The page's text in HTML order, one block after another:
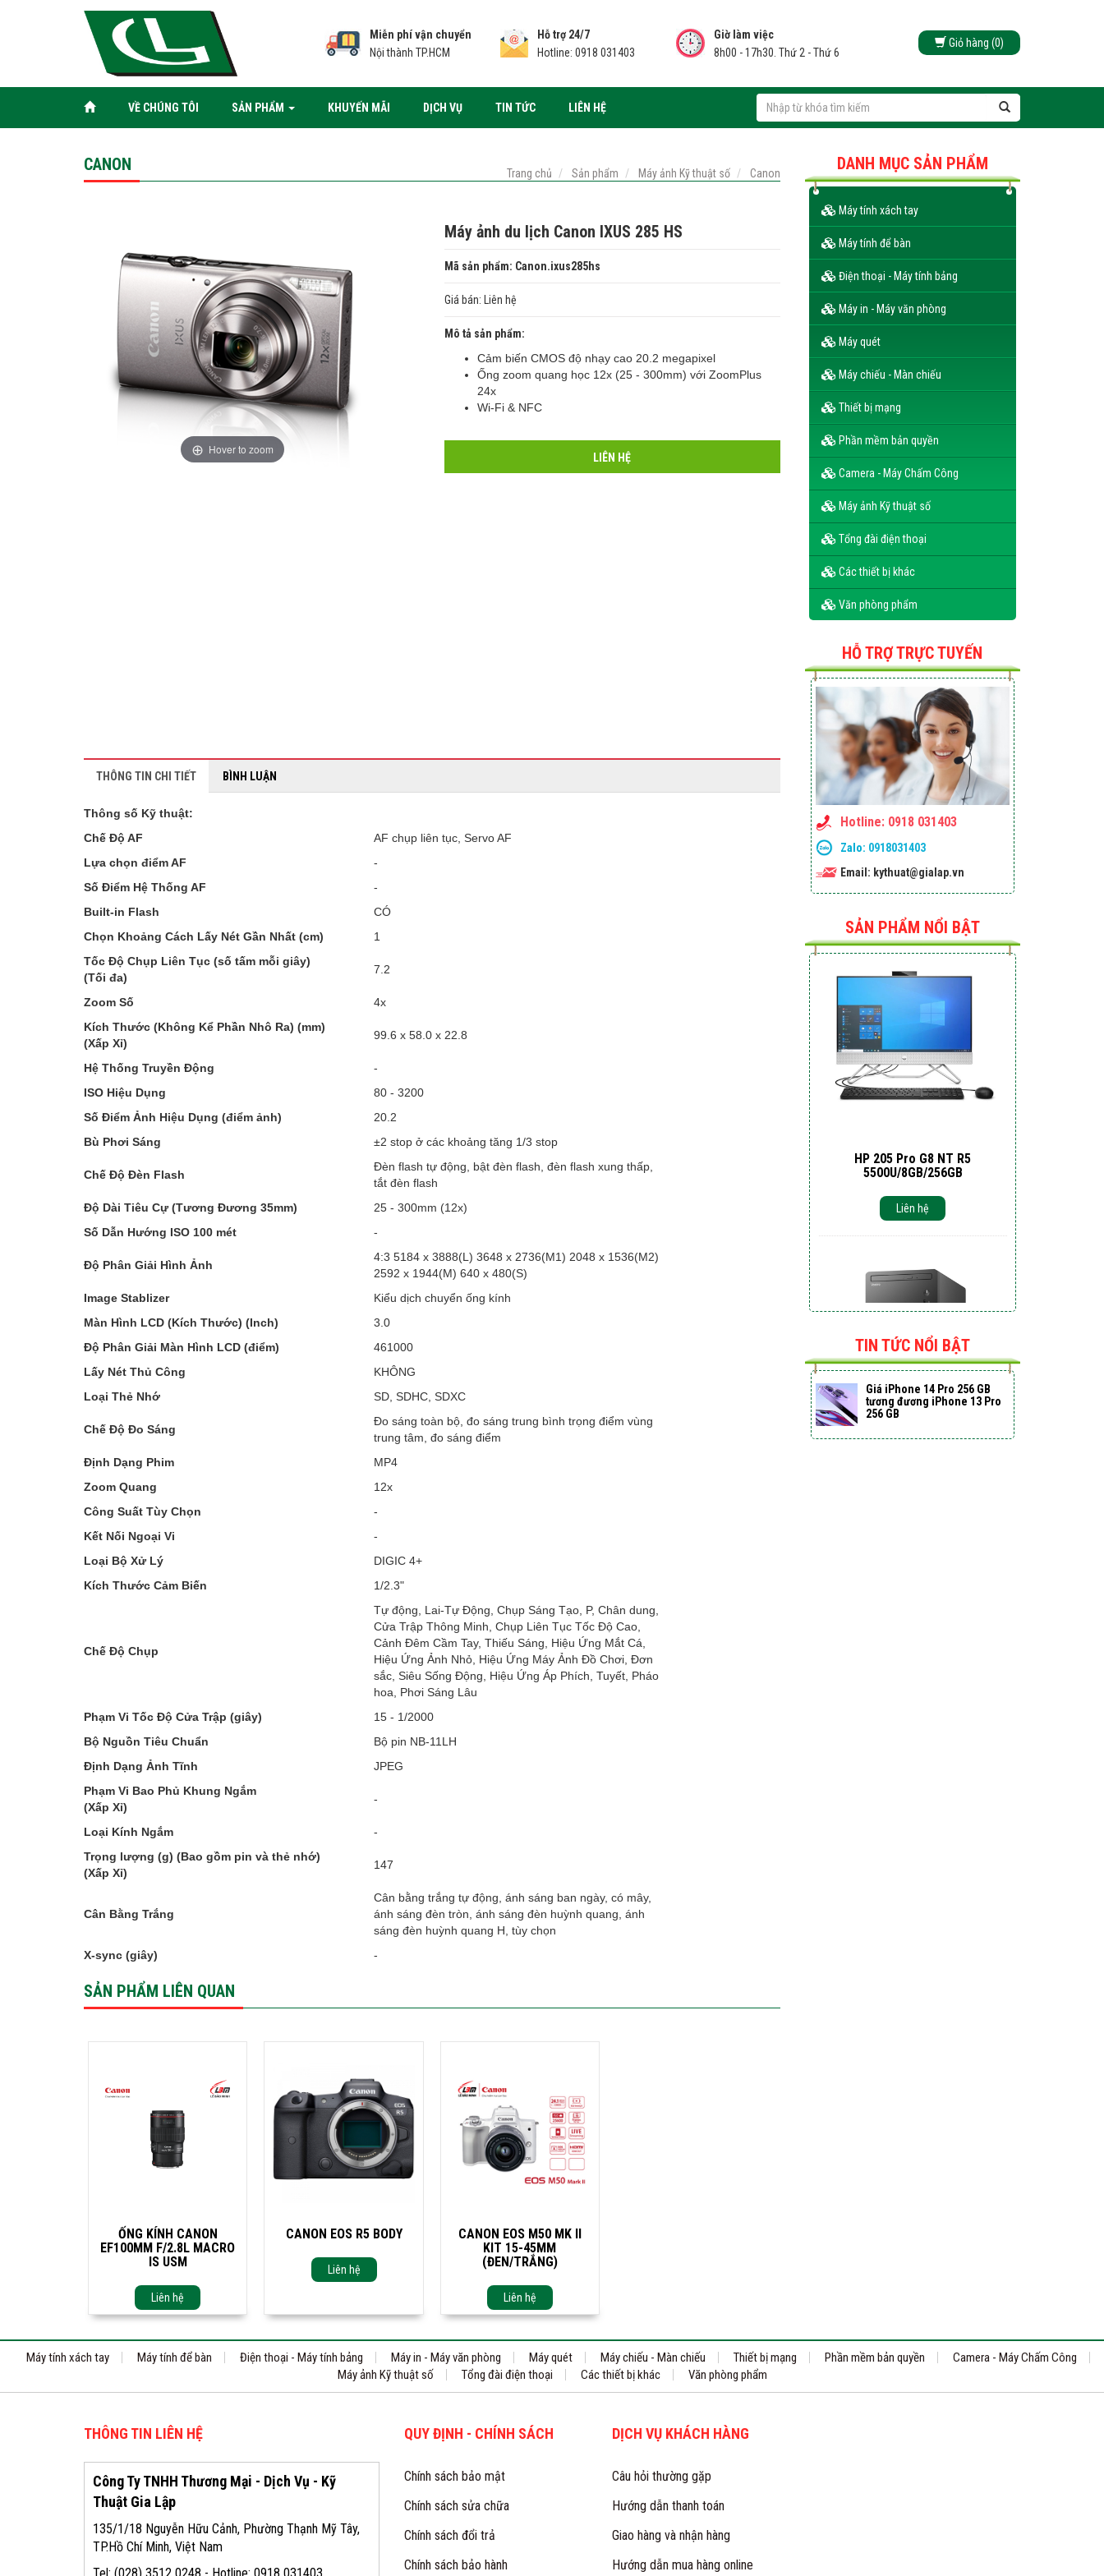
Miễn phí vận chuyển
Nội thành TP.HCM
Hỗ trợ 24/7
Hotline: 0918 031403
Giờ làm việc
8h00 - 17h30. Thứ 2 - Thứ 6
Giỏ hàng (0)
VỀ CHÚNG TÔI SẢN PHẨM KHUYẾN MÃI DỊCH VỤ TIN TỨC LIÊN HỆ
CANON Trang chủ Sản phẩm Máy ảnh Kỹ thuật số Canon
Hover to zoom
Máy ảnh du lịch Canon IXUS 285 HS
Mã sản phẩm: Canon.ixus285hs
Giá bán: Liên hệ
Mô tả sản phẩm:
Cảm biến CMOS độ nhạy cao 20.2 megapixel
Ống zoom quang học 12x (25 - 300mm) với ZoomPlus
24x
Wi-Fi & NFC
LIÊN HỆ
THÔNG TIN CHI TIẾT BÌNH LUẬN
Thông số Kỹ thuật:
Chế Độ AF
AF chụp liên tục, Servo AF
Lựa chọn điểm AF
-
Số Điểm Hệ Thống AF
-
Built-in Flash
CÓ
Chọn Khoảng Cách Lấy Nét Gần Nhất (cm)
1
Tốc Độ Chụp Liên Tục (số tấm mỗi giây)
(Tối đa)
7.2
Zoom Số
4x
Kích Thước (Không Kể Phần Nhô Ra) (mm)
(Xấp Xỉ)
99.6 x 58.0 x 22.8
Hệ Thống Truyền Động
-
ISO Hiệu Dụng
80 - 3200
Số Điểm Ảnh Hiệu Dụng (điểm ảnh)
20.2
Bù Phơi Sáng
±2 stop ở các khoảng tăng 1/3 stop
Chế Độ Đèn Flash
Đèn flash tự động, bật đèn flash, đèn flash xung thấp,
tắt đèn flash
Độ Dài Tiêu Cự (Tương Đương 35mm)
25 - 300mm (12x)
Số Dẫn Hướng ISO 100 mét
-
Độ Phân Giải Hình Ảnh
4:3 5184 x 3888(L) 3648 x 2736(M1) 2048 x 1536(M2)
2592 x 1944(M) 640 x 480(S)
Image Stablizer
Kiểu dịch chuyển ống kính
Màn Hình LCD (Kích Thước) (Inch)
3.0
Độ Phân Giải Màn Hình LCD (điểm)
461000
Lấy Nét Thủ Công
KHÔNG
Loại Thẻ Nhớ
SD, SDHC, SDXC
Chế Độ Đo Sáng
Đo sáng toàn bộ, đo sáng trung bình trọng điểm vùng
trung tâm, đo sáng điểm
Định Dạng Phim
MP4
Zoom Quang
12x
Công Suất Tùy Chọn
-
Kết Nối Ngoại Vi
-
Loại Bộ Xử Lý
DIGIC 4+
Kích Thước Cảm Biến
1/2.3"
Chế Độ Chụp
Tự động, Lai-Tự Động, Chụp Sáng Tạo, P, Chân dung,
Cửa Trập Thông Minh, Chụp Liên Tục Tốc Độ Cao,
Cảnh Đêm Cầm Tay, Thiếu Sáng, Hiệu Ứng Mắt Cá,
Hiệu Ứng Ảnh Nhỏ, Hiệu Ứng Máy Ảnh Đồ Chơi, Đơn
sắc, Siêu Sống Động, Hiệu Ứng Áp Phích, Tuyết, Pháo
hoa, Phơi Sáng Lâu
Phạm Vi Tốc Độ Cửa Trập (giây)
15 - 1/2000
Bộ Nguồn Tiêu Chuẩn
Bộ pin NB-11LH
Định Dạng Ảnh Tĩnh
JPEG
Phạm Vi Bao Phủ Khung Ngắm
(Xấp Xỉ)
-
Loại Kính Ngắm
-
Trọng lượng (g) (Bao gồm pin và thẻ nhớ)
(Xấp Xỉ)
147
Cân Bằng Trắng
Cân bằng trắng tự động, ánh sáng ban ngày, có mây,
ánh sáng đèn tròn, ánh sáng đèn huỳnh quang, ánh
sáng đèn huỳnh quang H, tùy chọn
X-sync (giây)
-
SẢN PHẨM LIÊN QUAN
ỐNG KÍNH CANON
EF100MM F/2.8L MACRO
IS USM
Liên hệ
CANON EOS R5 BODY
Liên hệ
CANON EOS M50 MK II
KIT 15-45MM
(ĐEN/TRẮNG)
Liên hệ
DANH MỤC SẢN PHẨM
Máy tính xách tay
Máy tính để bàn
Điện thoại - Máy tính bảng
Máy in - Máy văn phòng
Máy quét
Máy chiếu - Màn chiếu
Thiết bị mạng
Phần mềm bản quyền
Camera - Máy Chấm Công
Máy ảnh Kỹ thuật số
Tổng đài điện thoại
Các thiết bị khác
Văn phòng phẩm
HỖ TRỢ TRỰC TUYẾN
Hotline: 0918 031403
Zalo: 0918031403
Email: kythuat@gialap.vn
SẢN PHẨM NỔI BẬT
Liên hệ
MBP Apple M1 PRO 8-Core
CPU/14-Core GPU/16GB
RAM/512GB SSD/14.2-
Liên hệ
HP 205 Pro G8 NT R5
5500U/8GB/256GB
Liên hệ
TIN TỨC NỔI BẬT
Giá iPhone 14 Pro 256 GB
tương đương iPhone 13 Pro
256 GB
Máy tính xách tay Máy tính để bàn Điện thoại - Máy tính bảng Máy in - Máy văn phòng Máy quét Máy chiếu - Màn chiếu Thiết bị mạng Phần mềm bản quyền
Camera - Máy Chấm Công
Máy ảnh Kỹ thuật số
Tổng đài điện thoại Các thiết bị khác Văn phòng phẩm
THÔNG TIN LIÊN HỆ
Công Ty TNHH Thương Mại - Dịch Vụ - Kỹ
Thuật Gia Lập
135/1/18 Nguyễn Hữu Cảnh, Phường Thạnh Mỹ Tây,
TP.Hồ Chí Minh, Việt Nam
QUY ĐỊNH - CHÍNH SÁCH
Chính sách bảo mật
Chính sách sửa chữa
Chính sách đổi trả
Chính sách bảo hành
DỊCH VỤ KHÁCH HÀNG
Câu hỏi thường gặp
Hướng dẫn thanh toán
Giao hàng và nhận hàng
Hướng dẫn mua hàng online